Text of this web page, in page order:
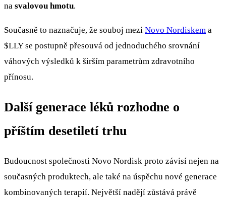
na svalovou hmotu.
Současně to naznačuje, že souboj mezi Novo Nordiskem a
$LLYse postupně přesouvá od jednoduchého srovnání
váhových výsledků k širším parametrům zdravotního
přínosu.
Další generace léků rozhodne o
příštím desetiletí trhu
Budoucnost společnosti Novo Nordisk proto závisí nejen na
současných produktech, ale také na úspěchu nové generace
kombinovaných terapií. Největší nadějí zůstává právě